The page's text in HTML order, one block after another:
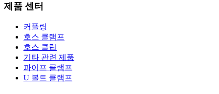
제품 센터
커플링
호스 클램프
호스 클립
기타 관련 제품
파이프 클램프
U 볼트 클램프